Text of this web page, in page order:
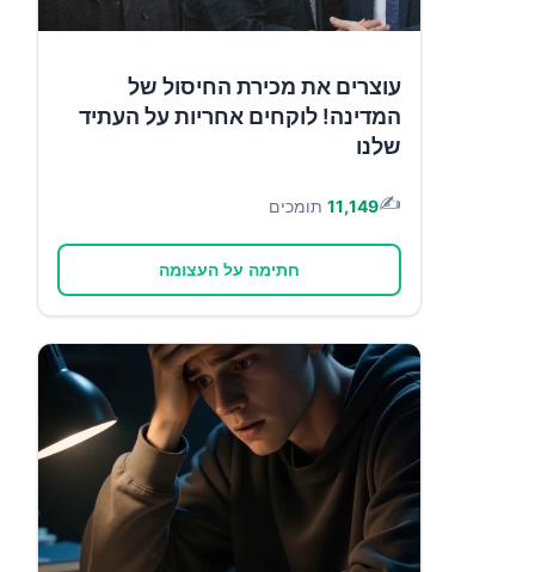
עוצרים את מכירת החיסול של
המדינה! לוקחים אחריות על העתיד
שלנו
✍️
11,149 תומכים
חתימה על העצומה